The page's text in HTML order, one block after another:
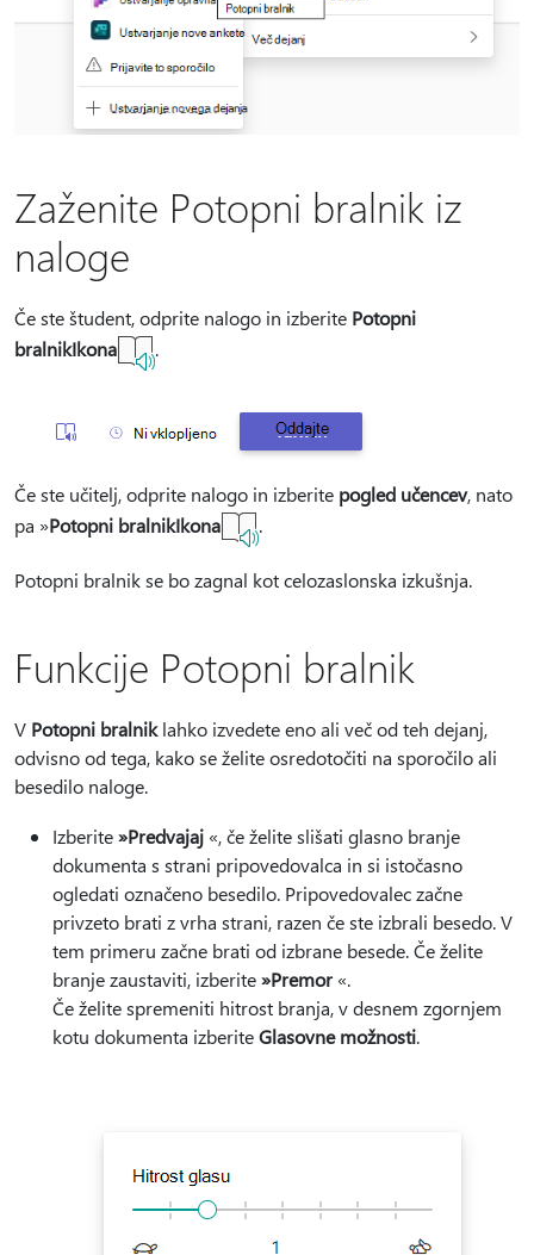
Zaženite Potopni bralnik iz
naloge
Če ste študent, odprite nalogo in izberite Potopni
bralnikIkona
.
Če ste učitelj, odprite nalogo in izberite pogled učencev, nato
pa »Potopni bralnikIkona .
Potopni bralnik se bo zagnal kot celozaslonska izkušnja.
Funkcije Potopni bralnik
V Potopni bralniklahko izvedete eno ali več od teh dejanj,
odvisno od tega, kako se želite osredotočiti na sporočilo ali
besedilo naloge.
Izberite»Predvajaj «, če želite slišati glasno branje
dokumenta s strani pripovedovalca in si istočasno
ogledati označeno besedilo. Pripovedovalec začne
privzeto brati z vrha strani, razen če ste izbrali besedo. V
tem primeru začne brati od izbrane besede. Če želite
branje zaustaviti, izberite»Premor«.
Če želite spremeniti hitrost branja, v desnem zgornjem
kotu dokumenta izberiteGlasovne možnosti.